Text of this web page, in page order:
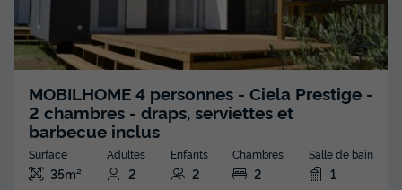
MOBILHOME 4 personnes - Ciela Prestige -
2 chambres - draps, serviettes et
barbecue inclus
Surface
35m²
Adultes
2
Enfants
2
Chambres
2
Salle de bain
1